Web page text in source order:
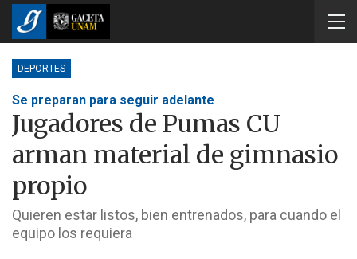
DEPORTES
Se preparan para seguir adelante
Jugadores de Pumas CU
arman material de gimnasio
propio
Quieren estar listos, bien entrenados, para cuando el
equipo los requiera